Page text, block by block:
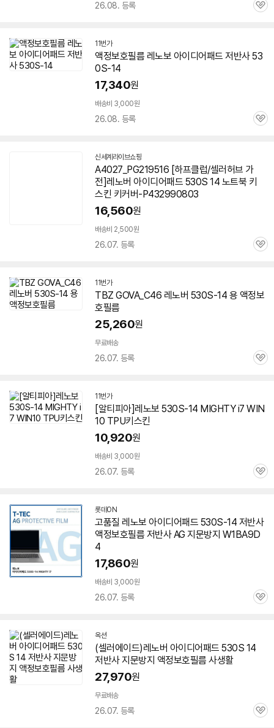
26.08. 등록
관
11번가
액정보호필름 레노보 아이디어패드 저반사53
0S-14
17,340원
배송비 3,000원
26.08. 등록
관
신세계라이브쇼핑
A4027_PG219516 [하프클럽/셀러허브 가
전]레노버 아이디어패드 530S 14 노트북 키
스킨 키커버-P432990803
16,560원
배송비 2,500원
26.07. 등록
관
11번가
TBZ GOVA_C46 레노버 530S-14 용 액정보
호필름
25,260원
무료배송
26.07. 등록
관
11번가
[알티피아]레노보 530S-14 MIGHTY i7 WIN
10 TPU키스킨
10,920원
배송비 3,000원
26.07. 등록
관
롯데ON
고품질 레노보 아이디어패드 530S-14 저반사
액정보호필름 저반사 AG 지문방지 W1BA9D
4
17,860원
배송비 3,000원
26.07. 등록
관
옥션
(셀러에이드)레노버 아이디어패드 530S 14
저반사 지문방지 액정보호필름 사생활
27,970원
무료배송
26.07. 등록
관